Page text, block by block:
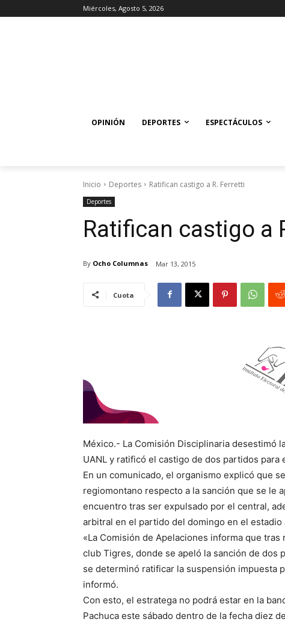
Miércoles, Agosto 5, 2026
OPINIÓN DEPORTES ESPECTÁCULOS
Inicio Deportes Ratifican castigo a R. Ferretti
Deportes
Ratifican castigo a
By Ocho Columnas Mar 13, 2015
Cuota
México.- La Comisión Disciplinaria desestimó
UANL y ratificó el castigo de dos partidos
En un comunicado, el organismo explicó que
regiomontano respecto a la sanción que se le
encuentro tras ser expulsado por el central,
arbitral en el partido del domingo en el estadio
«La Comisión de Apelaciones informa que
club Tigres, donde se apeló la sanción de
se determinó ratificar la suspensión impuesta
informó.
Con esto, el estratega no podrá estar en la
Pachuca este sábado dentro de la fecha diez